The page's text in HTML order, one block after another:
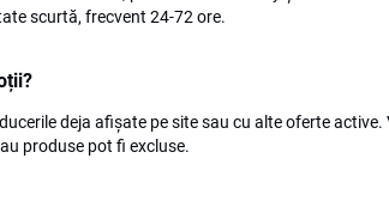
scurtă, frecvent 24-72 ore.
deja afișate pe site sau cu alte oferte
produse pot fi excluse.